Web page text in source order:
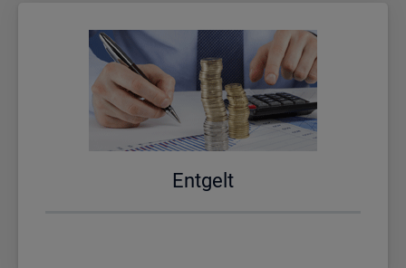
Ent­gelt